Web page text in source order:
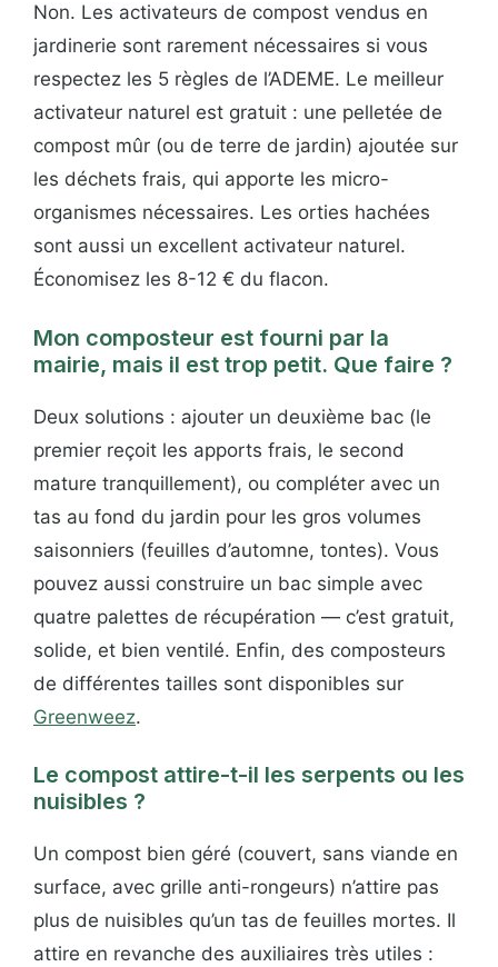
Non. Les activateurs de compost vendus en
jardinerie sont rarement nécessaires si vous
respectez les 5 règles de l’ADEME. Le meilleur
activateur naturel est gratuit : une pelletée de
compost mûr (ou de terre de jardin) ajoutée sur
les déchets frais, qui apporte les micro-
organismes nécessaires. Les orties hachées
sont aussi un excellent activateur naturel.
Économisez les 8-12 € du flacon.
Mon composteur est fourni par la
mairie, mais il est trop petit. Que faire ?
Deux solutions : ajouter un deuxième bac (le
premier reçoit les apports frais, le second
mature tranquillement), ou compléter avec un
tas au fond du jardin pour les gros volumes
saisonniers (feuilles d’automne, tontes). Vous
pouvez aussi construire un bac simple avec
quatre palettes de récupération — c’est gratuit,
solide, et bien ventilé. Enfin, des composteurs
de différentes tailles sont disponibles sur
Greenweez.
Le compost attire-t-il les serpents ou les
nuisibles ?
Un compost bien géré (couvert, sans viande en
surface, avec grille anti-rongeurs) n’attire pas
plus de nuisibles qu’un tas de feuilles mortes. Il
attire en revanche des auxiliaires très utiles :